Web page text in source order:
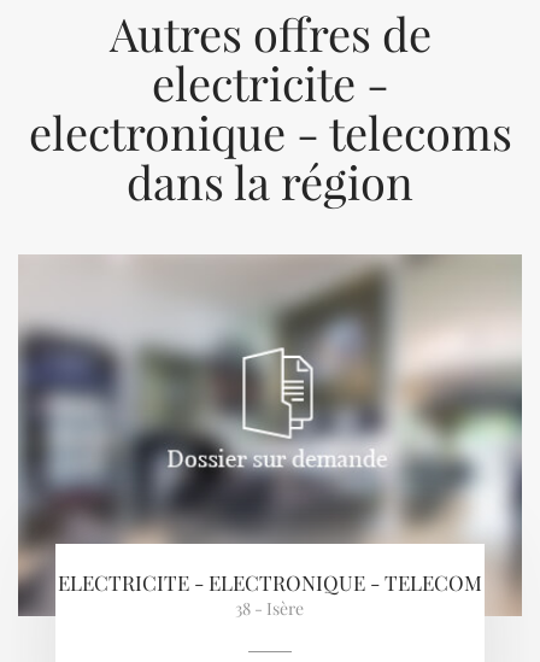
Autres offres de
electricite -
electronique - telecoms
dans la région
ELECTRICITE - ELECTRONIQUE - TELECOM
38 - Isère